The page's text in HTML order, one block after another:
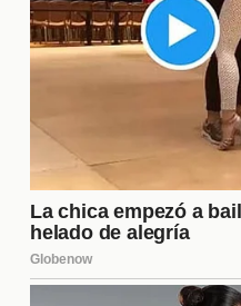
muy apreciados
comportamiento de los
en su supervivencia,